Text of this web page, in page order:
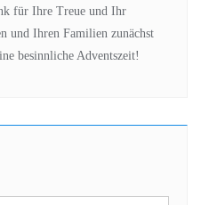
für Ihre Treue und Ihr
und Ihren Familien zunächst
besinnliche Adventszeit!